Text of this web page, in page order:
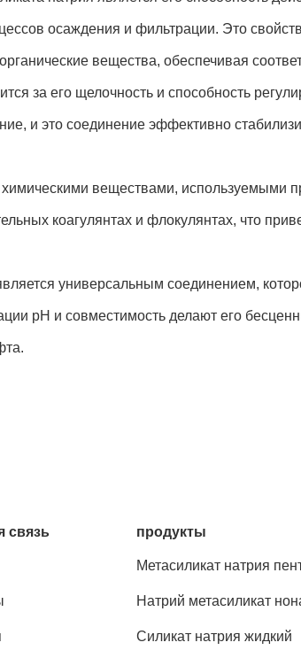
осаждения и фильтрации. Это
вещества, обеспечивая
за его щелочность и способность
и это соединение эффективно
веществами, используемыми
коагулянтах и флокулянтах, что
универсальным соединением,
pH и совместимость делают его
связь продукты
Метасиликат натрия
Натрий метасиликат
Силикат натрия жидкий